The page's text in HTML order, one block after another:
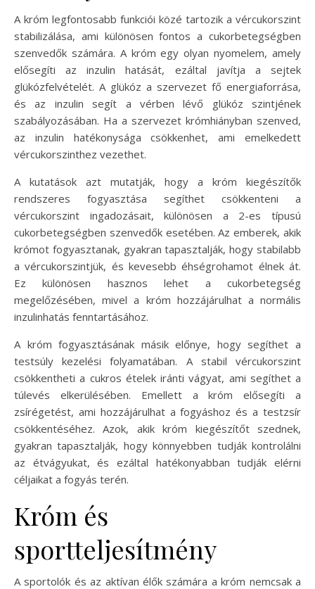
A króm legfontosabb funkciói közé tartozik a vércukorszint
stabilizálása, ami különösen fontos a cukorbetegségben
szenvedők számára. A króm egy olyan nyomelem, amely
elősegíti az inzulin hatását, ezáltal javítja a sejtek
glükózfelvételét. A glükóz a szervezet fő energiaforrása,
és az inzulin segít a vérben lévő glükóz szintjének
szabályozásában. Ha a szervezet krómhiányban szenved,
az inzulin hatékonysága csökkenhet, ami emelkedett
vércukorszinthez vezethet.
A kutatások azt mutatják, hogy a króm kiegészítők
rendszeres fogyasztása segíthet csökkenteni a
vércukorszint ingadozásait, különösen a 2-es típusú
cukorbetegségben szenvedők esetében. Az emberek, akik
krómot fogyasztanak, gyakran tapasztalják, hogy stabilabb
a vércukorszintjük, és kevesebb éhségrohamot élnek át.
Ez különösen hasznos lehet a cukorbetegség
megelőzésében, mivel a króm hozzájárulhat a normális
inzulinhatás fenntartásához.
A króm fogyasztásának másik előnye, hogy segíthet a
testsúly kezelési folyamatában. A stabil vércukorszint
csökkentheti a cukros ételek iránti vágyat, ami segíthet a
túlevés elkerülésében. Emellett a króm elősegíti a
zsírégetést, ami hozzájárulhat a fogyáshoz és a testzsír
csökkentéséhez. Azok, akik króm kiegészítőt szednek,
gyakran tapasztalják, hogy könnyebben tudják kontrolálni
az étvágyukat, és ezáltal hatékonyabban tudják elérni
céljaikat a fogyás terén.
Króm és
sportteljesítmény
A sportolók és az aktívan élők számára a króm nemcsak a